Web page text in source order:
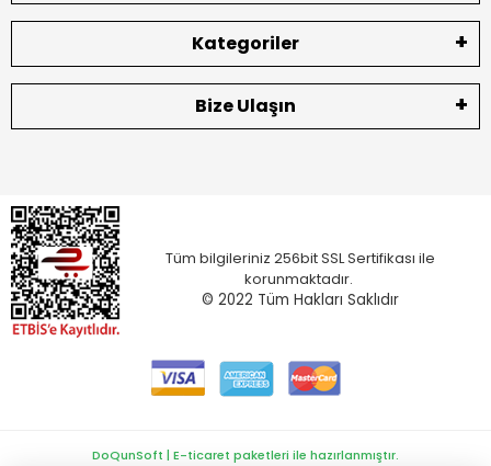
Kategoriler
Bize Ulaşın
Tüm bilgileriniz 256bit SSL Sertifikası ile
korunmaktadır.
© 2022 Tüm Hakları Saklıdır
DoQunSoft | E-ticaret paketleri ile hazırlanmıştır.